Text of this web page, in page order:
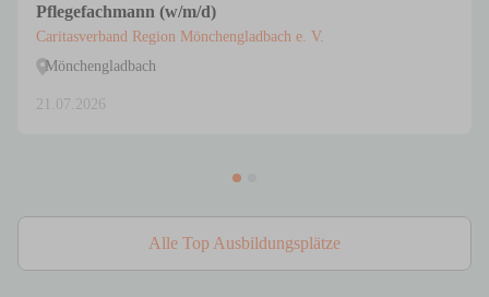
Pflegefachmann (w/m/d)
Caritasverband Region Mönchengladbach e. V.
Mönchengladbach
21.07.2026
Alle Top Ausbildungsplätze